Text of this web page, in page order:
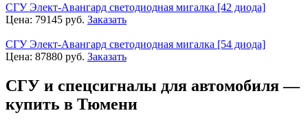
СГУ Элект-Авангард светодиодная мигалка [42 диода]
Цена: 79145 руб. Заказать
СГУ Элект-Авангард светодиодная мигалка [54 диода]
Цена: 87880 руб. Заказать
СГУ и спецсигналы для автомобиля —
купить в Тюмени